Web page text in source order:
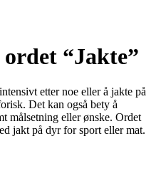
“Jakte”
etter noe eller å jakte på
Det kan også bety å
målsetning eller ønske. Ordet
jakt på dyr for sport eller mat.